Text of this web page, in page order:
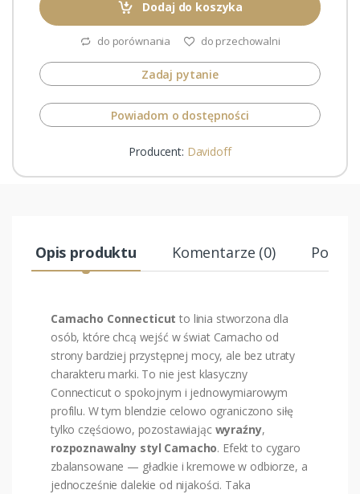
Dodaj do koszyka
do porównania do przechowalni
Zadaj pytanie
Powiadom o dostępności
Producent: Davidoff
Opis produktu Komentarze (0)
Camacho Connecticut to linia stworzona dla
osób, które chcą wejść w świat Camacho od
strony bardziej przystępnej mocy, ale bez utraty
charakteru marki. To nie jest klasyczny
Connecticut o spokojnym i jednowymiarowym
profilu. W tym blendzie celowo ograniczono siłę
tylko częściowo, pozostawiając wyraźny,
rozpoznawalny styl Camacho. Efekt to cygaro
zbalansowane — gładkie i kremowe w odbiorze, a
jednocześnie dalekie od nijakości. Taka